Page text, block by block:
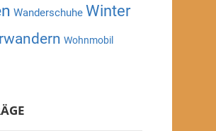
Wanderschuhe Winter
Wohnmobil